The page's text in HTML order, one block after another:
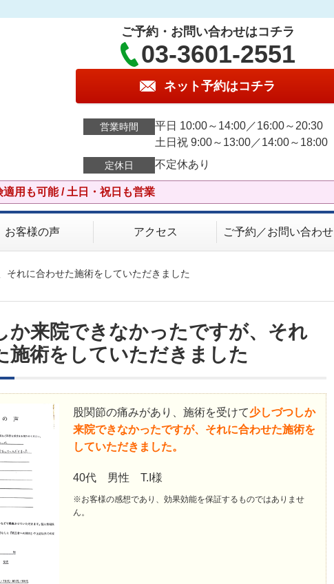
ご予約・お問い合わせはコチラ
03-3601-2551
ネット予約はコチラ
営業時間
平日 10:00～14:00／16:00～20:30
土日祝 9:00～13:00／14:00～18:00
定休日 不定休あり
用も可能 / 土日・祝日も営業
お客様の声 アクセス ご予約／お問い合わせ
れに合わせた施術をしていただきました
か来院できなかったですが、それ
施術をしていただきました
股関節の痛みがあり、施術を受けて少しづつしか
来院できなかったですが、それに合わせた施術を
していただきました。
40代 男性 T.I様
※お客様の感想であり、効果効能を保証するものではありませ
ん。